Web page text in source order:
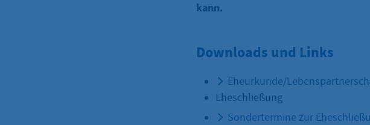
kann.
Downloads und Links
Eheurkunde/
Eheschließung
Sondertermine zur